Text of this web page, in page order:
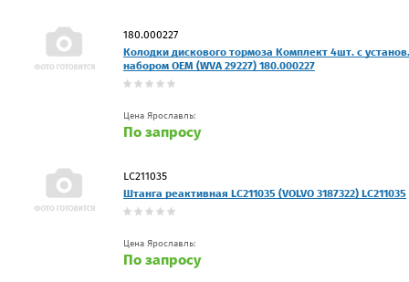
180.000227
Колодки дискового тормоза Комплект 4шт. с установ.
набором OEM (WVA 29227) 180.000227
Цена Ярославль:
По запросу
LC211035
Штанга реактивная LC211035 (VOLVO 3187322) LC211035
Цена Ярославль:
По запросу